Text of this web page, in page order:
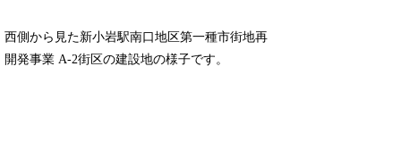
西側から見た新小岩駅南口地区第一種市街地再
開発事業 A-2街区の建設地の様子です。